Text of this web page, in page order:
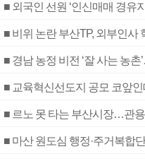
■ 외국인 선원 ‘인신매매 경유
■ 비위 논란 부산TP, 외부인사
■ 경남 농정 비전 ‘잘 사는 농
■ 교육혁신선도지 공모 코앞
■ 르노 못 타는 부산시장…관
■ 마산 원도심 행정·주거복합